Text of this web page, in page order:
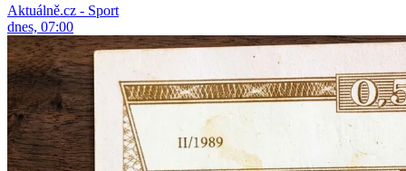
Aktuálně.cz - Sport
dnes, 07:00